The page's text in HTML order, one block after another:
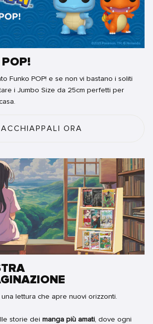
POP!
Funko POP! e se non vi bastano i soliti
i Jumbo Size da 25cm perfetti per
ACCHIAPPALI ORA
lettura che apre nuovi orizzonti.
storie dei manga più amati , dove ogni